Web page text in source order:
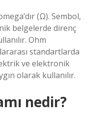
(Ω). Sembol,
belgelerde direnç
Ohm
standartlarda
ve elektronik
olarak kullanılır.
nedir?